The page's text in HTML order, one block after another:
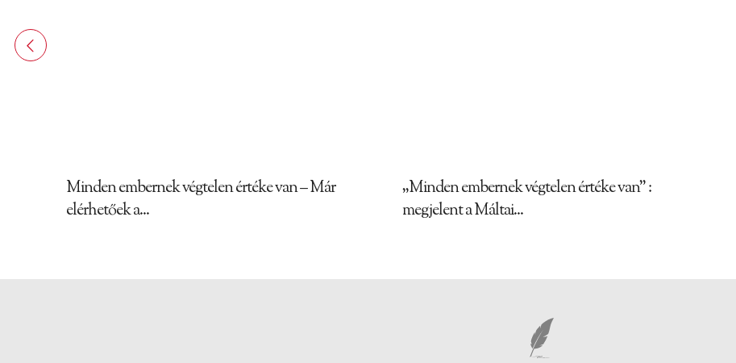
Minden embernek végtelen értéke van – Már
elérhetőek a...
„Minden embernek végtelen értéke van” :
megjelent a Máltai...